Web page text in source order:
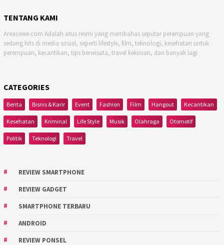
TENTANG KAMI
Areacewe.com Adalah situs resmi yang membahas seputar perempuan yang
sedang hits di media sosial, seperti lifestyle, film, teknologi, kesehatan untuk
perempuan, kecantikan, tips berwisata, travel kekinian, dan banyak lagi
CATEGORIES
Berita Bisnis & Karir Event Fashion Film Hangout Kecantikan
Kesehatan Kriminal Life Style Musik Olahraga Otomotif
Politik Teknologi Travel
REVIEW SMARTPHONE
REVIEW GADGET
SMARTPHONE TERBARU
ANDROID
REVIEW PONSEL